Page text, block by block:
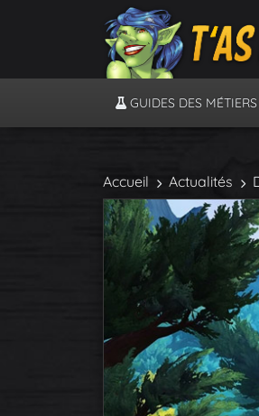
GUIDES DES MÉTIERS
Accueil Actualités